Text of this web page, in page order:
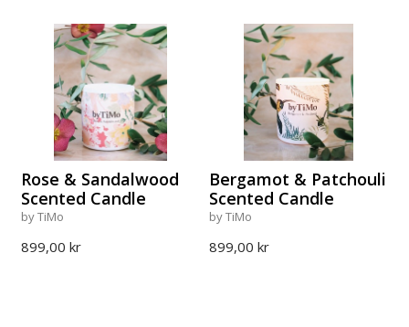
Rose & Sandalwood
Scented Candle
by TiMo
899,00 kr
Bergamot & Patchouli
Scented Candle
by TiMo
899,00 kr